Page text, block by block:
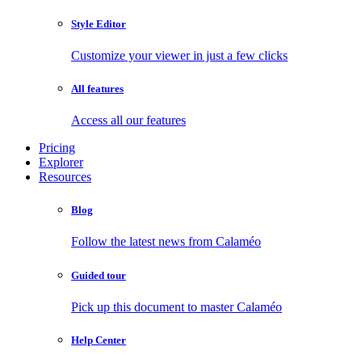
Style Editor
Customize your viewer in just a few clicks
All features
Access all our features
Pricing
Explorer
Resources
Blog
Follow the latest news from Calaméo
Guided tour
Pick up this document to master Calaméo
Help Center